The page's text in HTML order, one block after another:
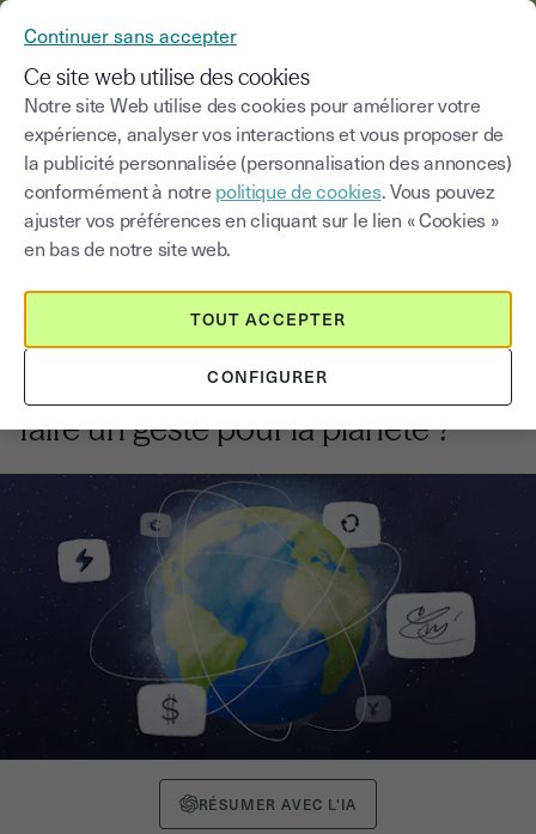
Blog
Choisir une catégorie Saisissez un terme
Comment la signature
électronique peut vous aider à
faire un geste pour la planète ?
RÉSUMER AVEC L'IA
Continuer sans accepter
Ce site web utilise des cookies
Notre site Web utilise des cookies pour améliorer votre
expérience, analyser vos interactions et vous proposer de
la publicité personnalisée (personnalisation des annonces)
conformément à notre politique de cookies. Vous pouvez
ajuster vos préférences en cliquant sur le lien « Cookies »
en bas de notre site web.
CONFIGURER
TOUT ACCEPTER